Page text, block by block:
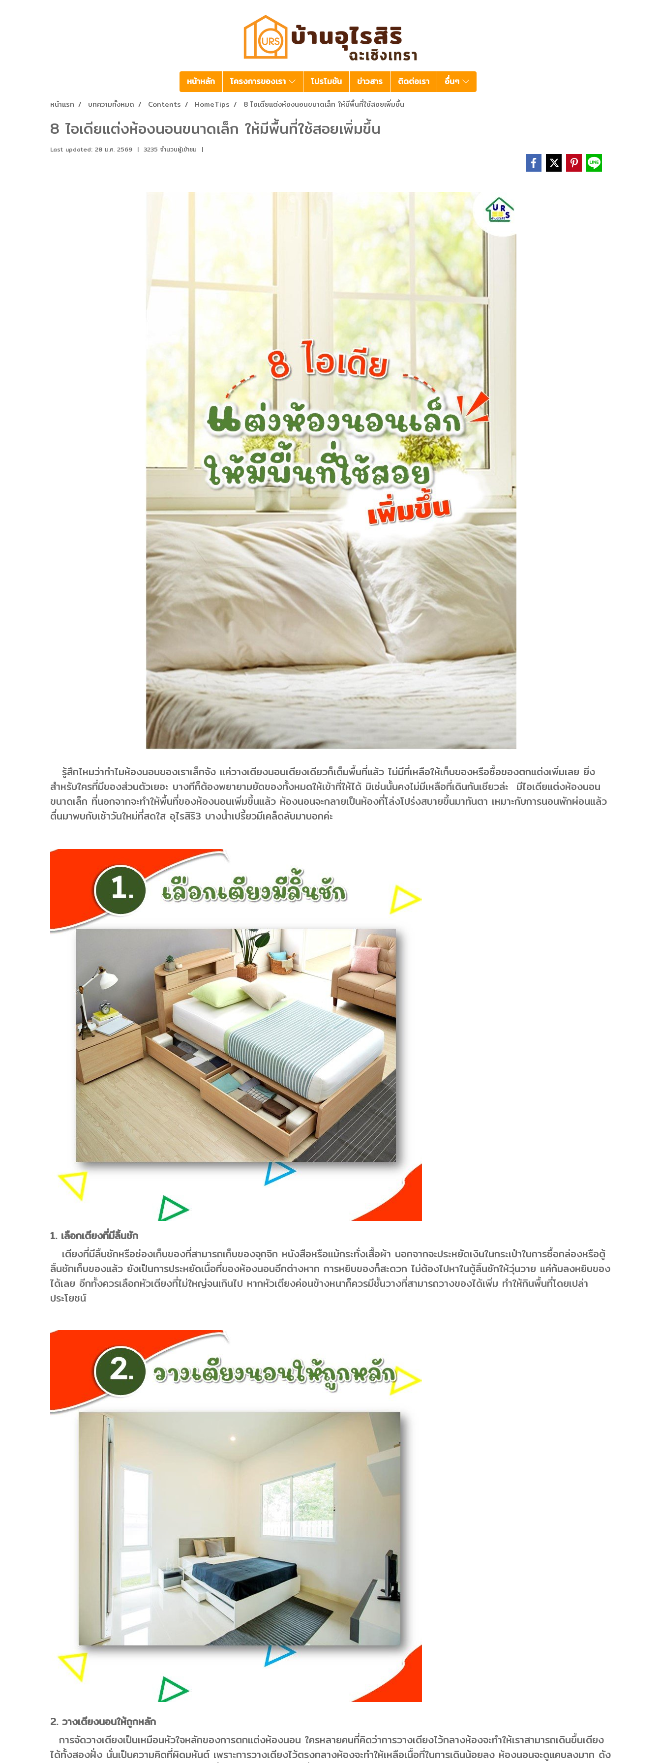
หน้าหลัก โครงการของเรา โปรโมชัน ข่าวสาร ติดต่อเรา อื่นๆ
หน้าแรก บทความทั้งหมด Contents HomeTips 8 ไอเดียแต่งห้องนอนขนาดเล็ก ให้มีพื้นที่ใช้สอยเพิ่มขึ้น
8 ไอเดียแต่งห้องนอนขนาดเล็ก ให้มีพื้นที่ใช้สอยเพิ่มขึ้น
Last updated: 28 ม.ค. 2569 | 3235 จำนวนผู้เข้าชม |
รู้สึกไหมว่าทำไมห้องนอนของเราเล็กจัง แค่วางเตียงนอนเตียงเดียวก็เต็มพื้นที่แล้ว ไม่มีที่เหลือให้เก็บของหรือซื้อของตกแต่งเพิ่มเลย ยิ่ง
สำหรับใครที่มีของส่วนตัวเยอะ บางทีก็ต้องพยายามยัดของทั้งหมดให้เข้าที่ให้ได้ มิเช่นนั้นคงไม่มีเหลือที่เดินกันเชียวล่ะ มีไอเดียแต่งห้องนอน
ขนาดเล็ก ที่นอกจากจะทำให้พื้นที่ของห้องนอนเพิ่มขึ้นแล้ว ห้องนอนจะกลายเป็นห้องที่โล่งโปร่งสบายขึ้นมาทันตา เหมาะกับการนอนพักผ่อนแล้ว
ตื่นมาพบกับเช้าวันใหม่ที่สดใส อุไรสิริ3 บางน้ำเปรี้ยวมีเคล็ดลับมาบอกค่ะ
1. เลือกเตียงที่มีลิ้นชัก
เตียงที่มีลิ้นชักหรือช่องเก็บของที่สามารถเก็บของจุกจิก หนังสือหรือแม้กระทั่งเสื้อผ้า นอกจากจะประหยัดเงินในกระเป๋าในการซื้อกล่องหรือตู้
ลิ้นชักเก็บของแล้ว ยังเป็นการประหยัดเนื้อที่ของห้องนอนอีกต่างหาก การหยิบของก็สะดวก ไม่ต้องไปหาในตู้ลิ้นชักให้วุ่นวาย แค่ก้มลงหยิบของ
ได้เลย อีกทั้งควรเลือกหัวเตียงที่ไม่ใหญ่จนเกินไป หากหัวเตียงค่อนข้างหนาก็ควรมีชั้นวางที่สามารถวางของได้เพิ่ม ทำให้กินพื้นที่โดยเปล่า
ประโยชน์
2. วางเตียงนอนให้ถูกหลัก
การจัดวางเตียงเป็นเหมือนหัวใจหลักของการตกแต่งห้องนอน ใครหลายคนที่คิดว่าการวางเตียงไว้กลางห้องจะทำให้เราสามารถเดินขึ้นเตียง
ได้ทั้งสองฝั่ง นั่นเป็นความคิดที่ผิดมหันต์ เพราะการวางเตียงไว้ตรงกลางห้องจะทำให้เหลือเนื้อที่ในการเดินน้อยลง ห้องนอนจะดูแคบลงมาก ดัง